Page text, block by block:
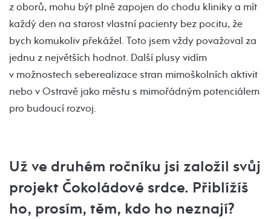
z oborů, mohu být plně zapojen do chodu kliniky a mít
každý den na starost vlastní pacienty bez pocitu, že
bych komukoliv překážel. Toto jsem vždy považoval za
jednu z největších hodnot. Další plusy vidím
v možnostech seberealizace stran mimoškolních aktivit
nebo v Ostravě jako městu s mimořádným potenciálem
pro budoucí rozvoj.
Už ve druhém ročníku jsi založil svůj
projekt Čokoládové srdce. Přiblížíš
ho, prosím, těm, kdo ho neznají?